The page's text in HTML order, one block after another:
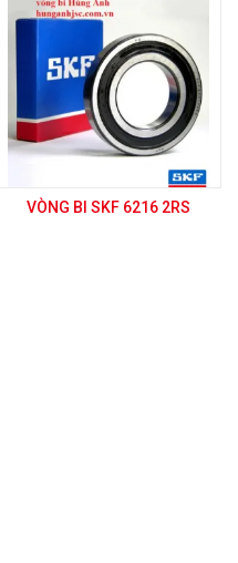
VÒNG BI SKF 6216 2RS